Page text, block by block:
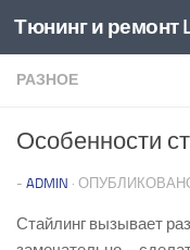
Перейти к
Тюнинг и ремонт
РАЗНОЕ
Особенности
- ADMIN ·
Стайлинг вызывает